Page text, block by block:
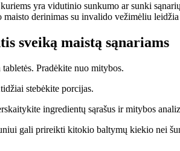
yra vidutinio sunkumo ar sunki
derinimas su invalido vežimėliu
sveiką maistą sąnariams
Pradėkite nuo mitybos.
stebėkite porcijas.
ingredientų sąrašus ir mitybos
gali prireikti kitokio baltymų kiekio nei